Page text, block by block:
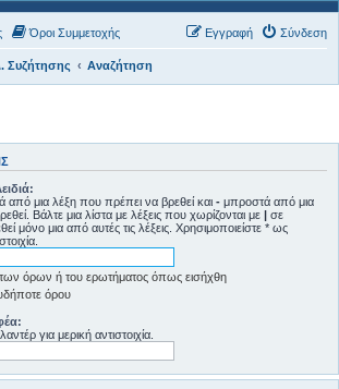
Όροι Συμμετοχής Σύνδεση
Εγγραφή
Συζήτησης Αναζήτηση
από μια λέξη που πρέπει να βρεθεί και - μπροστά από μια
Βάλτε μια λίστα με λέξεις που χωρίζονται με | σε
μόνο μια από αυτές τις λέξεις. Χρησιμοποιείστε * ως
όρων ή του ερωτήματος όπως εισήχθη
όρου
για μερική αντιστοιχία.